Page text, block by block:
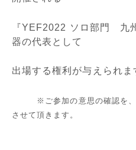
『YEF2022 ソロ部門 九
器の代表として
出場する権利が与えられま
※ご参加の意思の確認を、6
させて頂きます。